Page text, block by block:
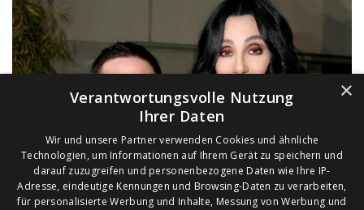
×
Verantwortungsvolle Nutzung
Ihrer Daten
Wir und unsere Partner verwenden Cookies und ähnliche
Technologien, um Informationen auf Ihrem Gerät zu speichern und
darauf zuzugreifen und personenbezogene Daten wie Ihre IP-
Adresse, eindeutige Kennungen und Browsing-Daten zu verarbeiten,
für personalisierte Werbung und Inhalte, Messung von Werbung und